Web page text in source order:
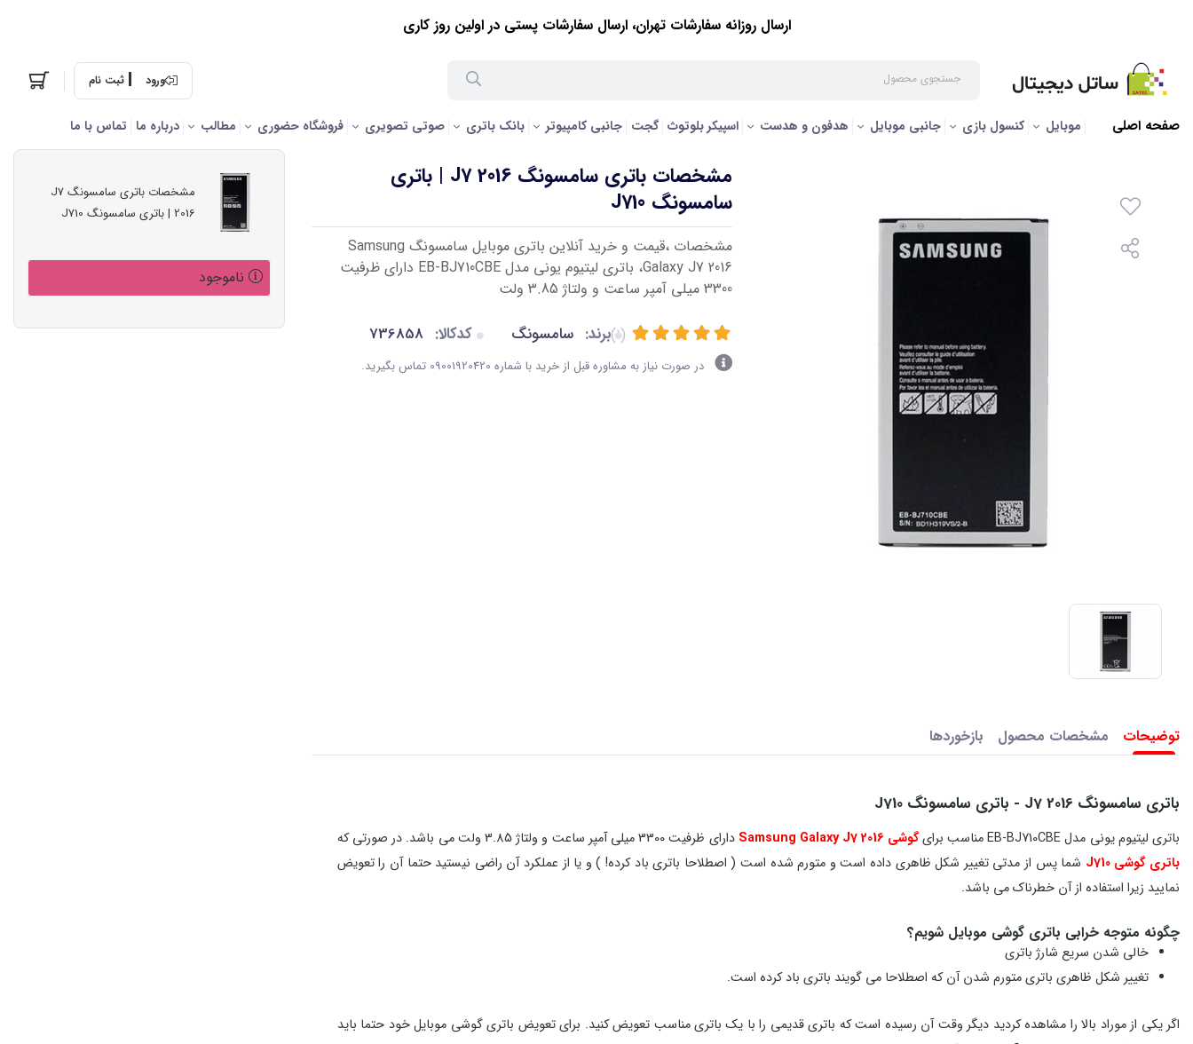
ارسال روزانه سفارشات تهران، ارسال سفارشات پستی در اولین روز کاری
ورود ثبت نام
صفحه اصلی موبایل کنسول بازی جانبی موبایل هدفون و هدست اسپیکر بلوتوث گجت جانبی کامپیوتر بانک باتری صوتی تصویری فروشگاه حضوری مطالب درباره ما تماس با ما صفحه اصلی بانک باتری / باتری موبایل / مشخصات باتری سامسونگ J7 2016 | باتری سامسونگ J710
مشخصات باتری سامسونگ J7 2016 | باتری
سامسونگ J710
مشخصات ،قیمت و خرید آنلاین باتری موبایل سامسونگ Samsung
Galaxy J7 2016، باتری لیتیوم یونی مدل EB-BJ710CBE دارای ظرفیت
3300 میلی آمپر ساعت و ولتاژ 3.85 ولت
(1) برند: سامسونگ کدکالا: 736858
در صورت نیاز به مشاوره قبل از خرید با شماره 09001920420 تماس بگیرید.
توضیحات مشخصات محصول بازخوردها
باتری سامسونگ J7 2016 - باتری سامسونگ J710
باتری لیتیوم یونی مدل EB-BJ710CBE مناسب برای گوشی Samsung Galaxy J7 2016
دارای ظرفیت 3300 میلی آمپر ساعت و ولتاژ 3.85 ولت می باشد. در صورتی که
باتری گوشی J710
شما پس از مدتی تغییر شکل ظاهری داده است و متورم شده است ( اصطلاحا باتری باد کرده! ) و یا از عملکرد آن راضی نیستید حتما آن را تعویض
نمایید زیرا استفاده از آن خطرناک می باشد.
چگونه متوجه خرابی باتری گوشی موبایل شویم؟
خالی شدن سریع شارژ باتری
تغییر شکل ظاهری باتری متورم شدن آن که اصطلاحا می گویند باتری باد کرده است.
اگر یکی از موراد بالا را مشاهده کردید دیگر وقت آن رسیده است که باتری قدیمی را با یک باتری مناسب تعویض کنید. برای تعویض باتری گوشی موبایل خود حتما باید
مشخصات باتری سامسونگ J7
2016 | باتری سامسونگ J710
ناموجود